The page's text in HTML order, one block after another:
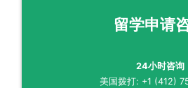
留学申请
24小时咨询
美国拨打: +1 (412)